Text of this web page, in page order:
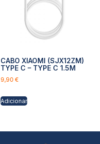
CABO XIAOMI (SJX12ZM)
TYPE C – TYPE C 1.5M
9,90 €
Adicionar